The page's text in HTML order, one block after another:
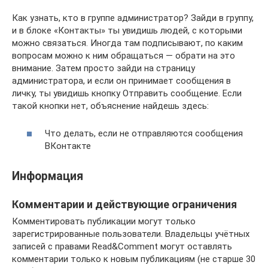
Как узнать, кто в группе администратор? Зайди в группу,
и в блоке «Контакты» ты увидишь людей, с которыми
можно связаться. Иногда там подписывают, по каким
вопросам можно к ним обращаться — обрати на это
внимание. Затем просто зайди на страницу
администратора, и если он принимает сообщения в
личку, ты увидишь кнопку Отправить сообщение. Если
такой кнопки нет, объяснение найдешь здесь:
Что делать, если не отправляются сообщения
ВКонтакте
Информация
Комментарии и действующие ограничения
Комментировать публикации могут только
зарегистрированные пользователи. Владельцы учётных
записей с правами Read&Comment могут оставлять
комментарии только к новым публикациям (не старше 30